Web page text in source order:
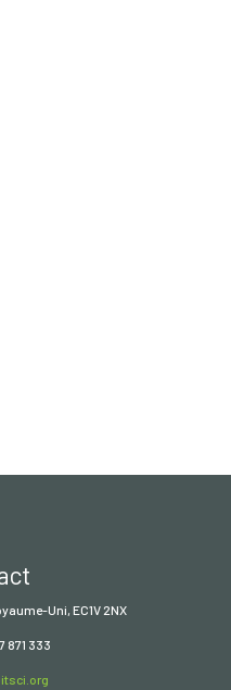
Uni, EC1V 2NX
871 333